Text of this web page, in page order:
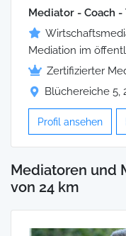
Mediator - Coach -
Mediation im
Zertifizierter
Blüchereiche 5,
Profil ansehen
Mediatoren und
von 24 km